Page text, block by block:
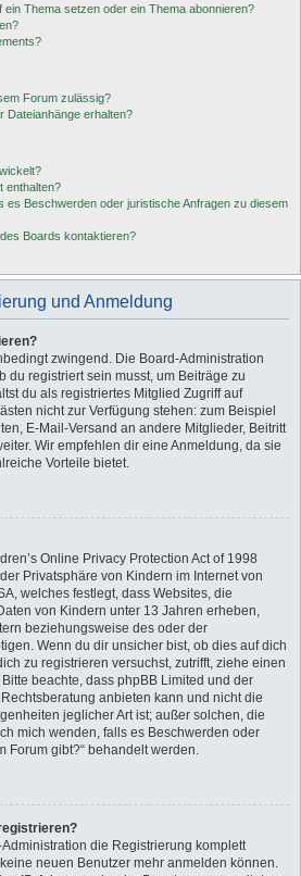
Thema setzen oder ein Thema abonnieren?
Forum zulässig?
Dateianhänge erhalten?
enthalten?
es Beschwerden oder juristische Anfragen zu diesem
Boards kontaktieren?
und Anmeldung
zwingend. Die Board-Administration
du registriert sein musst, um Beiträge zu
du als registriertes Mitglied Zugriff auf
nicht zur Verfügung stehen: zum Beispiel
E-Mail-Versand an andere Mitglieder, Beitritt
Wir empfehlen dir eine Anmeldung, da sie
Vorteile bietet.
Online Privacy Protection Act of 1998
Privatsphäre von Kindern im Internet von
welches festlegt, dass Websites, die
von Kindern unter 13 Jahren erheben,
beziehungsweise des oder der
Wenn du dir unsicher bist, ob dies auf dich
zu registrieren versuchst, zutrifft, ziehe einen
beachte, dass phpBB Limited und der
anbieten kann und nicht die
jeglicher Art ist; außer solchen, die
mich wenden, falls es Beschwerden oder
Forum gibt?“ behandelt werden.
die Registrierung komplett
neuen Benutzer mehr anmelden können.